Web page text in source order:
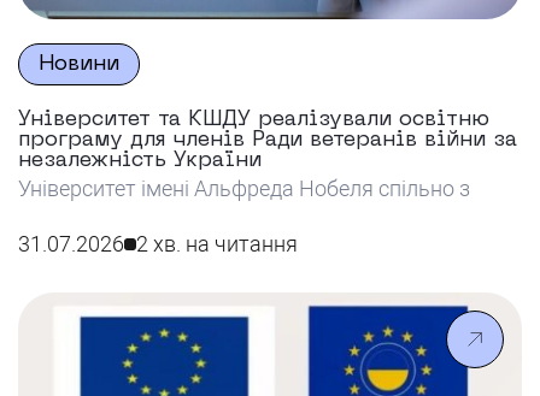
Новини
Університет та КШДУ реалізували освітню
програму для членів Ради ветеранів війни за
незалежність України
Університет імені Альфреда Нобеля спільно з
Ради ветеранів війни за незалежність України,
публічного управління та залучення до
формування державних політик.
31.07.2026 2 хв. на читання